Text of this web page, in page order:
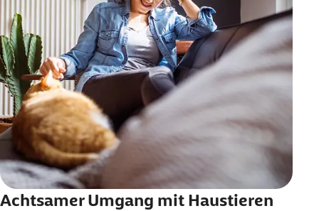
Achtsamer Umgang mit Haustieren